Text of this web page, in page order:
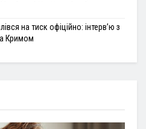
на тиск офіційно: інтерв’ю з
Кримом